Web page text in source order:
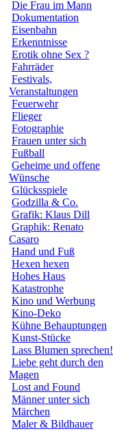
Die Frau im Mann
Dokumentation
Eisenbahn
Erkenntnisse
Erotik ohne Sex ?
Fahrräder
Festivals,
Veranstaltungen
Feuerwehr
Flieger
Fotographie
Frauen unter sich
Fußball
Geheime und offene
Wünsche
Glücksspiele
Godzilla & Co.
Grafik: Klaus Dill
Graphik: Renato
Casaro
Hand und Fuß
Hexen hexen
Hohes Haus
Katastrophe
Kino und Werbung
Kino-Deko
Kühne Behauptungen
Kunst-Stücke
Lass Blumen sprechen!
Liebe geht durch den
Magen
Lost and Found
Männer unter sich
Märchen
Maler & Bildhauer